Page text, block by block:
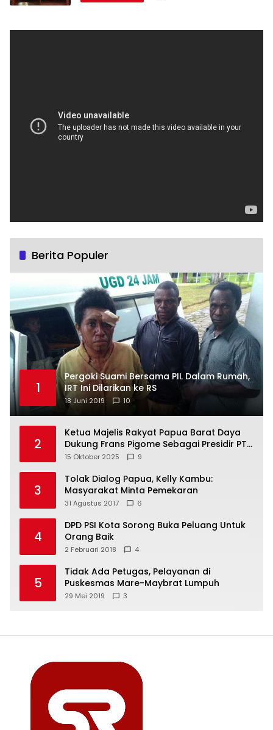
Berita Populer
1
Pergoki Suami Bersama PIL Dalam Rumah,
IRT Ini Dilarikan ke RS
18 Juni 2019 10
2
Ketua Majelis Rakyat Papua Barat Daya
Dukung Frans Pigome Sebagai Presidir PT
Freeport Indonesia
15 Oktober 2025 9
3
Tolak Dialog Papua, Kelly Kambu:
Masyarakat Minta Pemekaran
31 Agustus 2017 6
4
DPD PSI Kota Sorong Buka Peluang Untuk
Orang Baik
2 Februari 2018 4
5
Tidak Ada Petugas, Pelayanan di
Puskesmas Mare-Maybrat Lumpuh
29 Mei 2019 3